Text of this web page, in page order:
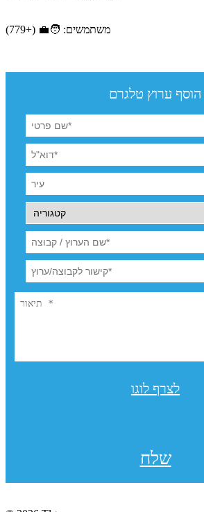
משתמשים: 🧑‍💼 (+779)
הוסף ערוץ טלגרם
לצרף לוגו
שלח